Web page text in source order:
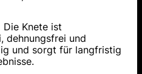
Knete ist
dehnungsfrei und
und sorgt für langfristig